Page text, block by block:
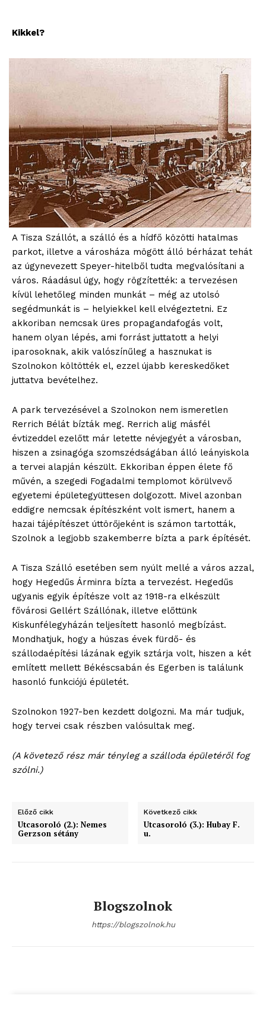
ELŐFIZETÉS
Hasznos
bSZ fiók
Előfizetés
Kapcsolat
Adatkezelési tájékoztató
Hirdetés
Kikkel?
A Tisza Szállót, a szálló és a hídfő közötti hatalmas
parkot, illetve a városháza mögött álló bérházat tehát
az úgynevezett Speyer-hitelből tudta megvalósítani a
város. Ráadásul úgy, hogy rögzítették: a tervezésen
kívül lehetőleg minden munkát – még az utolsó
segédmunkát is – helyiekkel kell elvégeztetni. Ez
akkoriban nemcsak üres propagandafogás volt,
hanem olyan lépés, ami forrást juttatott a helyi
iparosoknak, akik valószínűleg a hasznukat is
Szolnokon költötték el, ezzel újabb kereskedőket
juttatva bevételhez.
A park tervezésével a Szolnokon nem ismeretlen
Rerrich Bélát bízták meg. Rerrich alig másfél
évtizeddel ezelőtt már letette névjegyét a városban,
hiszen a zsinagóga szomszédságában álló leányiskola
a tervei alapján készült. Ekkoriban éppen élete fő
művén, a szegedi Fogadalmi templomot körülvevő
egyetemi épületegyüttesen dolgozott. Mivel azonban
eddigre nemcsak építészként volt ismert, hanem a
hazai tájépítészet úttörőjeként is számon tartották,
Szolnok a legjobb szakemberre bízta a park építését.
A Tisza Szálló esetében sem nyúlt mellé a város azzal,
hogy Hegedűs Árminra bízta a tervezést. Hegedűs
ugyanis egyik építésze volt az 1918-ra elkészült
fővárosi Gellért Szállónak, illetve előttünk
Kiskunfélegyházán teljesített hasonló megbízást.
Mondhatjuk, hogy a húszas évek fürdő- és
szállodaépítési lázának egyik sztárja volt, hiszen a két
említett mellett Békéscsabán és Egerben is találunk
hasonló funkciójú épületét.
Szolnokon 1927-ben kezdett dolgozni. Ma már tudjuk,
hogy tervei csak részben valósultak meg.
(A követező rész már tényleg a szálloda épületéről fog
szólni.)
Előző cikk
Utcasoroló (2.): Nemes
Gerzson sétány
Következő cikk
Utcasoroló (3.): Hubay F.
u.
Blogszolnok
https://blogszolnok.hu